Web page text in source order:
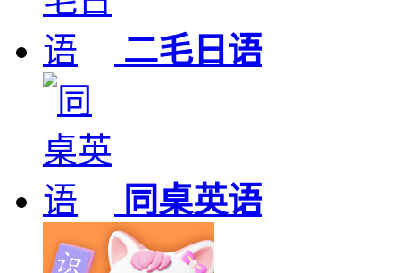
二毛日语
同桌英语